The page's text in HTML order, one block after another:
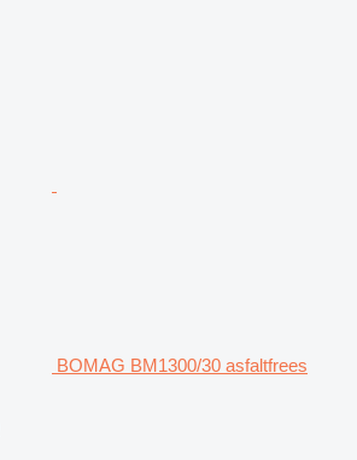
BOMAG BM1300/30 asfaltfrees